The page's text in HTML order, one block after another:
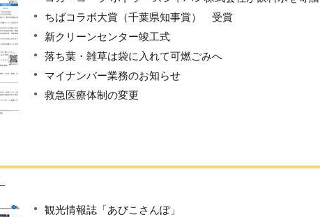
ちばコラボ大賞（千葉県知事賞） 受賞
新クリーンセンター竣工式
落ち葉・雑草は袋に入れて可燃ごみへ
マイナンバー業務のお知らせ
救急医療体制の変更
観光情報誌「あびこさんぽ」